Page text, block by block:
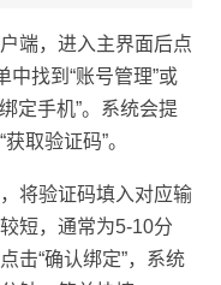
端，进入主界面后点
中找到“账号管理”或
定手机”。系统会提
取验证码”。
将验证码填入对应输
短，通常为5-10分
击“确认绑定”，系统